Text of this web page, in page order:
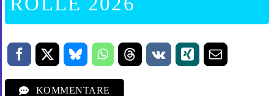
KOMMENTARE